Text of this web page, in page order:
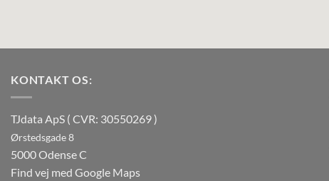
KONTAKT OS:
TJdata ApS ( CVR: 30550269 )
Ørstedsgade 8
5000 Odense C
Find vej med Google Maps